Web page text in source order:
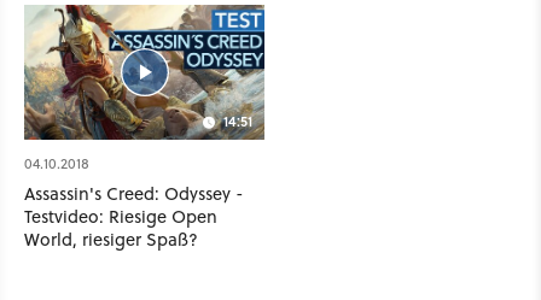
14:51
04.10.2018
Assassin's Creed: Odyssey -
Testvideo: Riesige Open
World, riesiger Spaß?